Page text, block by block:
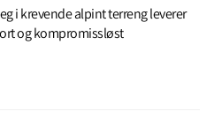
i krevende alpint terreng leverer
og kompromissløst